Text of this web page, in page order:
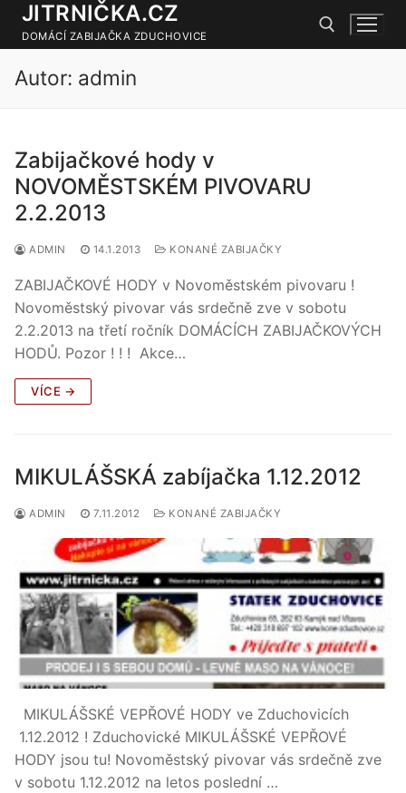
Přeskočit
JITRNIČKA.CZ
DOMÁCÍ ZABIJAČKA ZDUCHOVICE
Autor: admin
Zabijačkové hody v
NOVOMĚSTSKÉM PIVOVARU
2.2.2013
ADMIN 14.1.2013 KONANÉ ZABIJAČKY
ZABIJAČKOVÉ HODY v Novoměstském pivovaru !
Novoměstský pivovar vás srdečně zve v sobotu
2.2.2013 na třetí ročník DOMÁCÍCH ZABIJAČKOVÝCH
HODŮ. Pozor ! ! ! Akce…
VÍCE →
MIKULÁŠSKÁ zabíjačka 1.12.2012
ADMIN 7.11.2012 KONANÉ ZABIJAČKY
MIKULÁŠSKÉ VEPŘOVÉ HODY ve Zduchovicích
1.12.2012 ! Zduchovické MIKULÁŠSKÉ VEPŘOVÉ
HODY jsou tu! Novoměstský pivovar vás srdečně zve
v sobotu 1.12.2012 na letos poslední …